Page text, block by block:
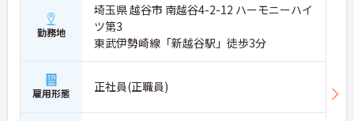
勤務地
埼玉県 越谷市 南越谷4-2-12 ハーモニーハイ
ツ第3
東武伊勢崎線「新越谷駅」徒歩3分
雇用形態 正社員(正職員)